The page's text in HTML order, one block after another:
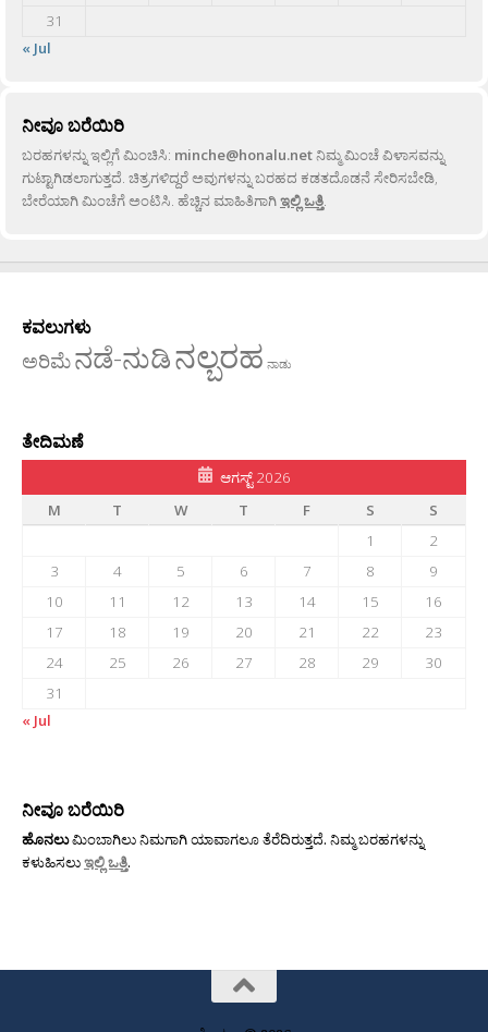
31
« Jul
ನೀವೂ ಬರೆಯಿರಿ
ಬರಹಗಳನ್ನು ಇಲ್ಲಿಗೆ ಮಿಂಚಿಸಿ: minche@honalu.netನಿಮ್ಮ ಮಿಂಚೆ ವಿಳಾಸವನ್ನು
ಗುಟ್ಟಾಗಿಡಲಾಗುತ್ತದೆ. ಚಿತ್ರಗಳಿದ್ದರೆ ಅವುಗಳನ್ನು ಬರಹದ ಕಡತದೊಡನೆ ಸೇರಿಸಬೇಡಿ,
ಬೇರೆಯಾಗಿ ಮಿಂಚೆಗೆ ಅಂಟಿಸಿ. ಹೆಚ್ಚಿನ ಮಾಹಿತಿಗಾಗಿಇಲ್ಲಿ ಒತ್ತಿ.
ಕವಲುಗಳು
ಅರಿಮೆನಡೆ-ನುಡಿನಲ್ಬರಹ ನಾಡು
ತೇದಿಮಣೆ
ಆಗಸ್ಟ್ 2026
M
T W T F S
S
1
2
3
4 5 6 7 8
9
10
11 12 13 14 15
16
17
18 19 20 21 22
23
24
25 26 27 28 29
30
31
« Jul
ನೀವೂ ಬರೆಯಿರಿ
ಹೊನಲುಮಿಂಬಾಗಿಲು ನಿಮಗಾಗಿ ಯಾವಾಗಲೂ ತೆರೆದಿರುತ್ತದೆ. ನಿಮ್ಮ ಬರಹಗಳನ್ನು
ಕಳುಹಿಸಲುಇಲ್ಲಿ ಒತ್ತಿ.